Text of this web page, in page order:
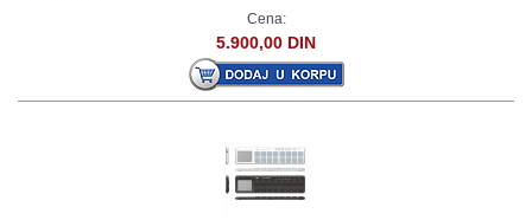
Cena:
5.900,00 DIN